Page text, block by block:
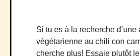
Si tu es à la recherche d’une
végétarienne au chili con
cherche plus! Essaie plutôt